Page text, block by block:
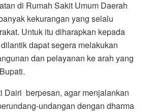
di Rumah Sakit Umum Daerah
kekurangan yang selalu
Untuk itu diharapkan kepada
dapat segera melakukan
dan pelayanan ke arah yang
Dairi berpesan, agar menjalankan
undangan dengan dharma